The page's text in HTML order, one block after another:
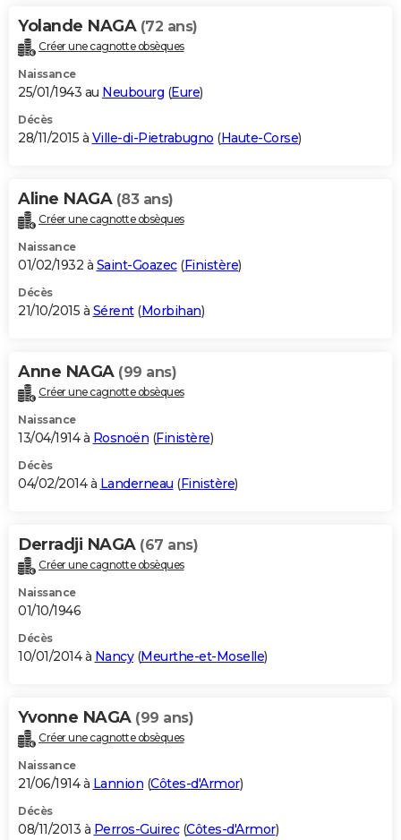
Yolande NAGA (72 ans)
Créer une cagnotte obsèques
Naissance
25/01/1943 au Neubourg (Eure)
Décès
28/11/2015 à Ville-di-Pietrabugno (Haute-Corse)
Aline NAGA (83 ans)
Créer une cagnotte obsèques
Naissance
01/02/1932 à Saint-Goazec(Finistère)
Décès
21/10/2015 à Sérent(Morbihan)
Anne NAGA (99 ans)
Créer une cagnotte obsèques
Naissance
13/04/1914 à Rosnoën (Finistère)
Décès
04/02/2014 à Landerneau (Finistère)
Derradji NAGA (67 ans)
Créer une cagnotte obsèques
Naissance
01/10/1946
Décès
10/01/2014 à Nancy(Meurthe-et-Moselle)
Yvonne NAGA (99 ans)
Créer une cagnotte obsèques
Naissance
21/06/1914 à Lannion (Côtes-d'Armor)
Décès
08/11/2013 à Perros-Guirec(Côtes-d'Armor)